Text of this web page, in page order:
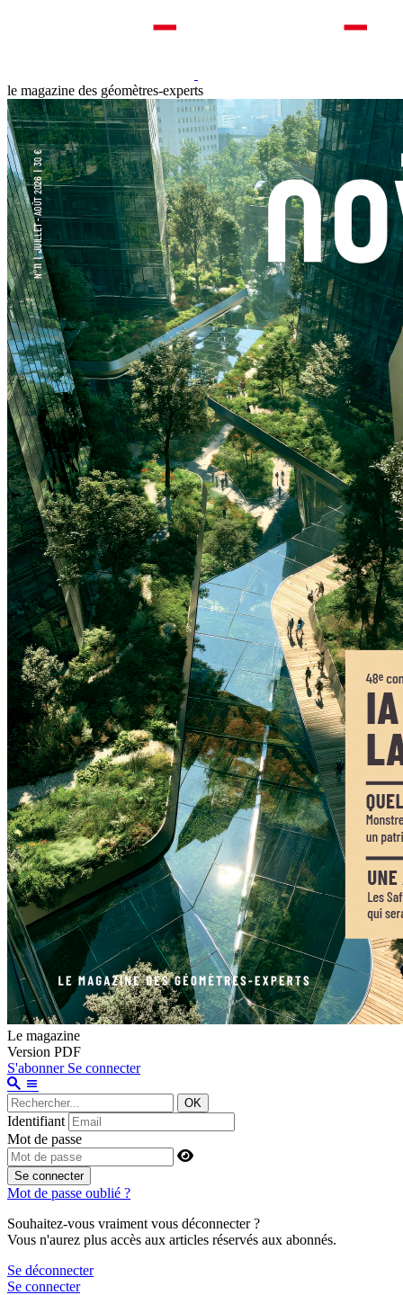
le magazine des géomètres-experts
Le magazine
Version PDF
S'abonner Se connecter
OK
Identifiant
Mot de passe
Se connecter
Mot de passe oublié ?
Souhaitez-vous vraiment vous déconnecter ?
Vous n'aurez plus accès aux articles réservés aux abonnés.
Se déconnecter
Se connecter